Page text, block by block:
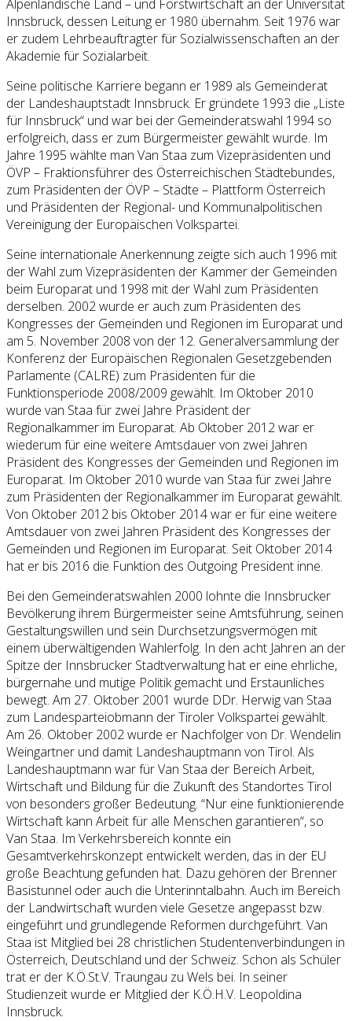
Alpenländische Land – und Forstwirtschaft an der Universität
Innsbruck, dessen Leitung er 1980 übernahm. Seit 1976 war
er zudem Lehrbeauftragter für Sozialwissenschaften an der
Akademie für Sozialarbeit.
Seine politische Karriere begann er 1989 als Gemeinderat
der Landeshauptstadt Innsbruck. Er gründete 1993 die „Liste
für Innsbruck“ und war bei der Gemeinderatswahl 1994 so
erfolgreich, dass er zum Bürgermeister gewählt wurde. Im
Jahre 1995 wählte man Van Staa zum Vizepräsidenten und
ÖVP – Fraktionsführer des Österreichischen Städtebundes,
zum Präsidenten der ÖVP – Städte – Plattform Österreich
und Präsidenten der Regional- und Kommunalpolitischen
Vereinigung der Europäischen Volkspartei.
Seine internationale Anerkennung zeigte sich auch 1996 mit
der Wahl zum Vizepräsidenten der Kammer der Gemeinden
beim Europarat und 1998 mit der Wahl zum Präsidenten
derselben. 2002 wurde er auch zum Präsidenten des
Kongresses der Gemeinden und Regionen im Europarat und
am 5. November 2008 von der 12. Generalversammlung der
Konferenz der Europäischen Regionalen Gesetzgebenden
Parlamente (CALRE) zum Präsidenten für die
Funktionsperiode 2008/2009 gewählt. Im Oktober 2010
wurde van Staa für zwei Jahre Präsident der
Regionalkammer im Europarat. Ab Oktober 2012 war er
wiederum für eine weitere Amtsdauer von zwei Jahren
Präsident des Kongresses der Gemeinden und Regionen im
Europarat. Im Oktober 2010 wurde van Staa für zwei Jahre
zum Präsidenten der Regionalkammer im Europarat gewählt.
Von Oktober 2012 bis Oktober 2014 war er für eine weitere
Amtsdauer von zwei Jahren Präsident des Kongresses der
Gemeinden und Regionen im Europarat. Seit Oktober 2014
hat er bis 2016 die Funktion des Outgoing President inne.
Bei den Gemeinderatswahlen 2000 lohnte die Innsbrucker
Bevölkerung ihrem Bürgermeister seine Amtsführung, seinen
Gestaltungswillen und sein Durchsetzungsvermögen mit
einem überwältigenden Wahlerfolg. In den acht Jahren an der
Spitze der Innsbrucker Stadtverwaltung hat er eine ehrliche,
bürgernahe und mutige Politik gemacht und Erstaunliches
bewegt. Am 27. Oktober 2001 wurde DDr. Herwig van Staa
zum Landesparteiobmann der Tiroler Volkspartei gewählt.
Am 26. Oktober 2002 wurde er Nachfolger von Dr. Wendelin
Weingartner und damit Landeshauptmann von Tirol. Als
Landeshauptmann war für Van Staa der Bereich Arbeit,
Wirtschaft und Bildung für die Zukunft des Standortes Tirol
von besonders großer Bedeutung. “Nur eine funktionierende
Wirtschaft kann Arbeit für alle Menschen garantieren“, so
Van Staa. Im Verkehrsbereich konnte ein
Gesamtverkehrskonzept entwickelt werden, das in der EU
große Beachtung gefunden hat. Dazu gehören der Brenner
Basistunnel oder auch die Unterinntalbahn. Auch im Bereich
der Landwirtschaft wurden viele Gesetze angepasst bzw.
eingeführt und grundlegende Reformen durchgeführt. Van
Staa ist Mitglied bei 28 christlichen Studentenverbindungen in
Österreich, Deutschland und der Schweiz. Schon als Schüler
trat er der K.Ö.St.V. Traungau zu Wels bei. In seiner
Studienzeit wurde er Mitglied der K.Ö.H.V. Leopoldina
Innsbruck.